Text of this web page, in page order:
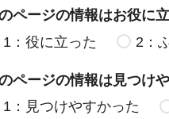
ページの情報はお役に
1：役に立った
2：
ページの情報は見つけ
1：見つけやすかった